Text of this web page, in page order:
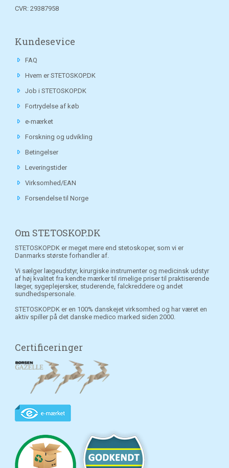
CVR: 29387958
Kundesevice
FAQ
Hvem er STETOSKOP.DK
Job i STETOSKOP.DK
Fortrydelse af køb
e-mærket
Forskning og udvikling
Betingelser
Leveringstider
Virksomhed/EAN
Forsendelse til Norge
Om STETOSKOP.DK
STETOSKOP.DK er meget mere end stetoskoper, som vi er
Danmarks største forhandler af.
Vi sælger lægeudstyr, kirurgiske instrumenter og medicinsk udstyr
af høj kvalitet fra kendte mærker til rimelige priser til praktiserende
læger, sygeplejersker, studerende, falckreddere og andet
sundhedspersonale.
STETOSKOP.DK er en 100% danskejet virksomhed og har været en
aktiv spiller på det danske medico marked siden 2000.
Certificeringer